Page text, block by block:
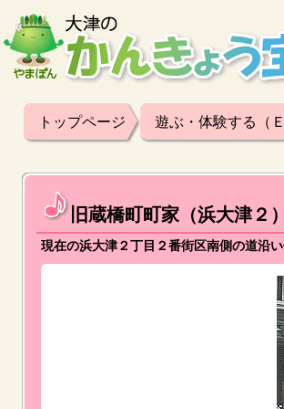
トップページ 遊ぶ・体験する（Ｅ
旧蔵橋町町家（浜大津２）
現在の浜大津２丁目２番街区南側の道沿